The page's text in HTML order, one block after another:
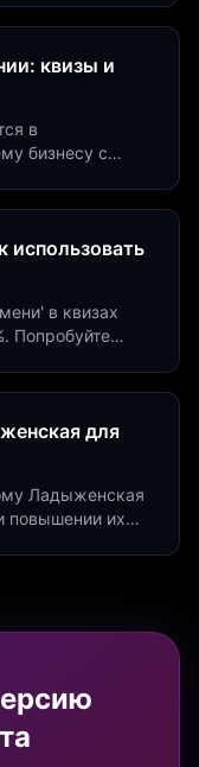
квизы и
в
бизнесу с
в квизах
Попробуйте
для
Ладыженская
повышении их